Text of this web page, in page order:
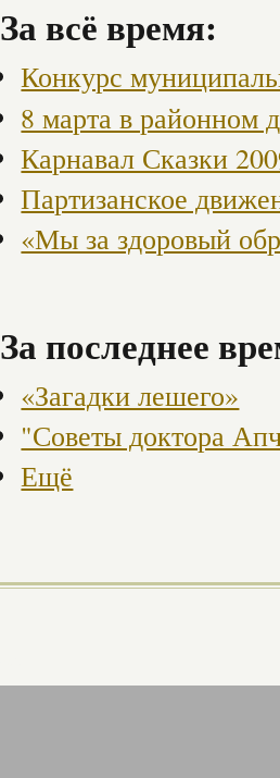
За всё время:
Конкурс
8 марта в районном
Карнавал Сказки
Партизанское
«Мы за здоровый
За последнее
«Загадки лешего»
"Советы доктора
Ещё